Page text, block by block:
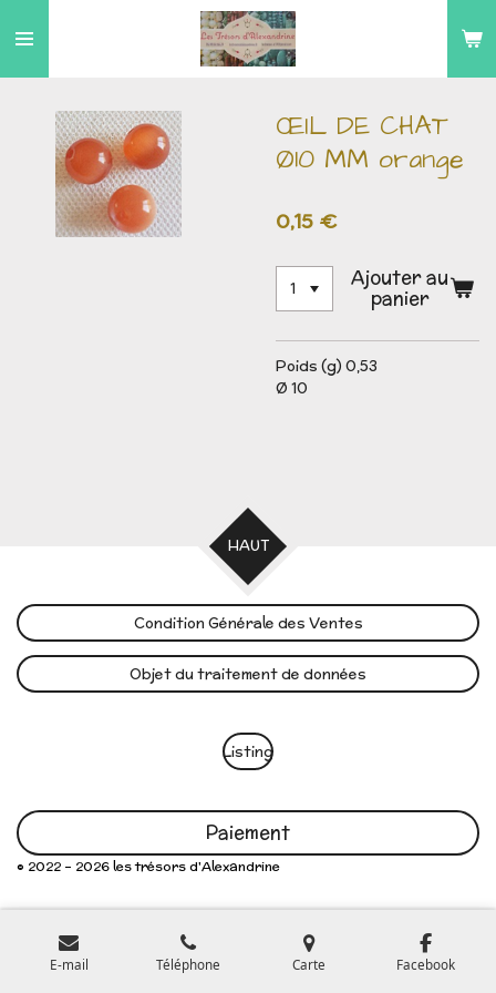
au
ŒIL DE CHAT
Ø10 MM orange
0,15 €
Ajouter au
panier
Poids (g) 0,53
Ø 10
HAUT
Condition Générale des Ventes
Objet du traitement de données
Listing
Paiement
© 2022 - 2026 les trésors d'Alexandrine
E-mail Téléphone Carte Facebook